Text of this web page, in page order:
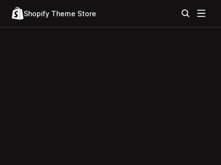
Shopify Theme Store